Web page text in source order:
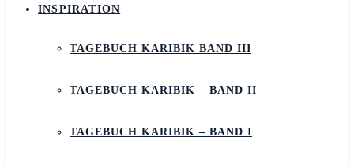
INSPIRATION
TAGEBUCH KARIBIK BAND III
TAGEBUCH KARIBIK – BAND II
TAGEBUCH KARIBIK – BAND I